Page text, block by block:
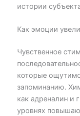
истории
Как эмоции
Чувственное
которые
запоминанию.
как адреналин и
уровнях